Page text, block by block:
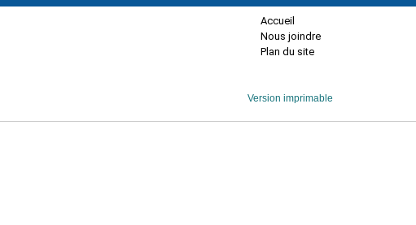
Accueil
Nous joindre
Plan du site
Version imprimable